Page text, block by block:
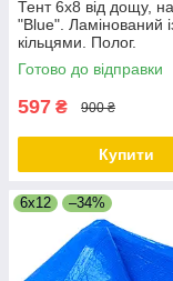
Тент 6х8 від дощу,
"Blue". Ламінований
кільцями. Полог.
Готово до відправки
597 ₴ 900 ₴
Купити
6x12 –34%